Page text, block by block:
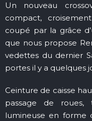
Un nouveau
compact,
coupé par la grâce
que nous propose
vedettes du dernier
portes il y a quelques
Ceinture de caisse
passage de
lumineuse en forme